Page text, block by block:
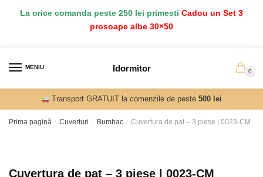
La orice comanda peste 250 lei primesti Cadou un Set 3
prosoape albe 30×50
MENIU Idormitor 0
Transport GRATUIT la comenzile de peste500 lei
Prima pagină / Cuverturi / Bumbac / Cuvertura de pat – 3 piese | 0023-CM
Cuvertura de pat – 3 piese | 0023-CM